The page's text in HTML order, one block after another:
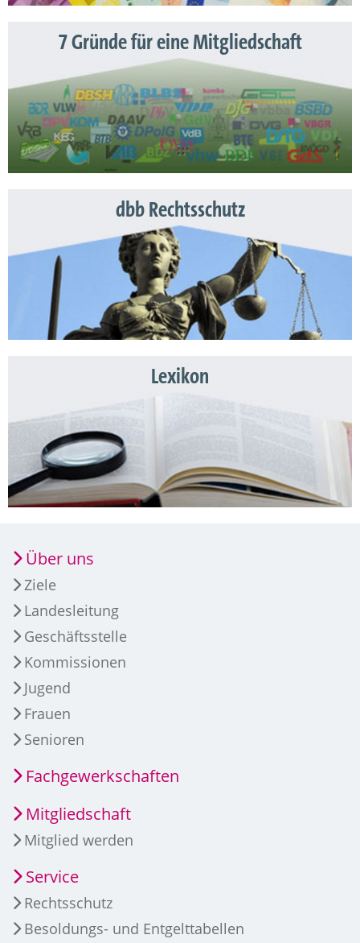
7 Gründe für eine Mitgliedschaft
dbb Rechtsschutz
Lexikon
Über uns
Ziele
Landesleitung
Geschäftsstelle
Kommissionen
Jugend
Frauen
Senioren
Fachgewerkschaften
Mitgliedschaft
Mitglied werden
Service
Rechtsschutz
Besoldungs- und Entgelttabellen